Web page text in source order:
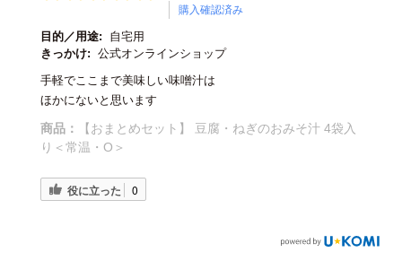
購入確認済み
目的／用途:
自宅用
きっかけ: 公式オンラインショップ
手軽でここまで美味しい味噌汁は
ほかにないと思います
商品：
【おまとめセット】 豆腐・ねぎのおみそ汁 4袋入
り＜常温・O＞
役に立った 0